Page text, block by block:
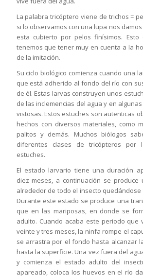
La palabra tricóptero viene de trichos =
si lo observamos con una lupa nos
esta cubierto por pelos finísimos.
tenemos que tener muy en cuenta a la
de la imitación.
Su ciclo biológico comienza cuando una
que está adherido al fondo del río con
de él. Estas larvas construyen unos
de las inclemencias del agua y en
vistosas. Estos estuches son autenticas
hechos con diversos materiales, como
palitos y demás. Muchos biólogos
diferentes clases de tricópteros por
estuches.
El estado larvario tiene una duración
diez meses, a continuación se produce
alrededor de todo el insecto
Durante este estado se produce una
que en las mariposas, en donde se
adulto. Cuando acaba este periodo que
veinte y tres meses, la ninfa rompe el
se arrastra por el fondo hasta alcanzar
hasta la superficie. Una vez fuera del
y comienza el estado adulto del
apareado, coloca los huevos en el río